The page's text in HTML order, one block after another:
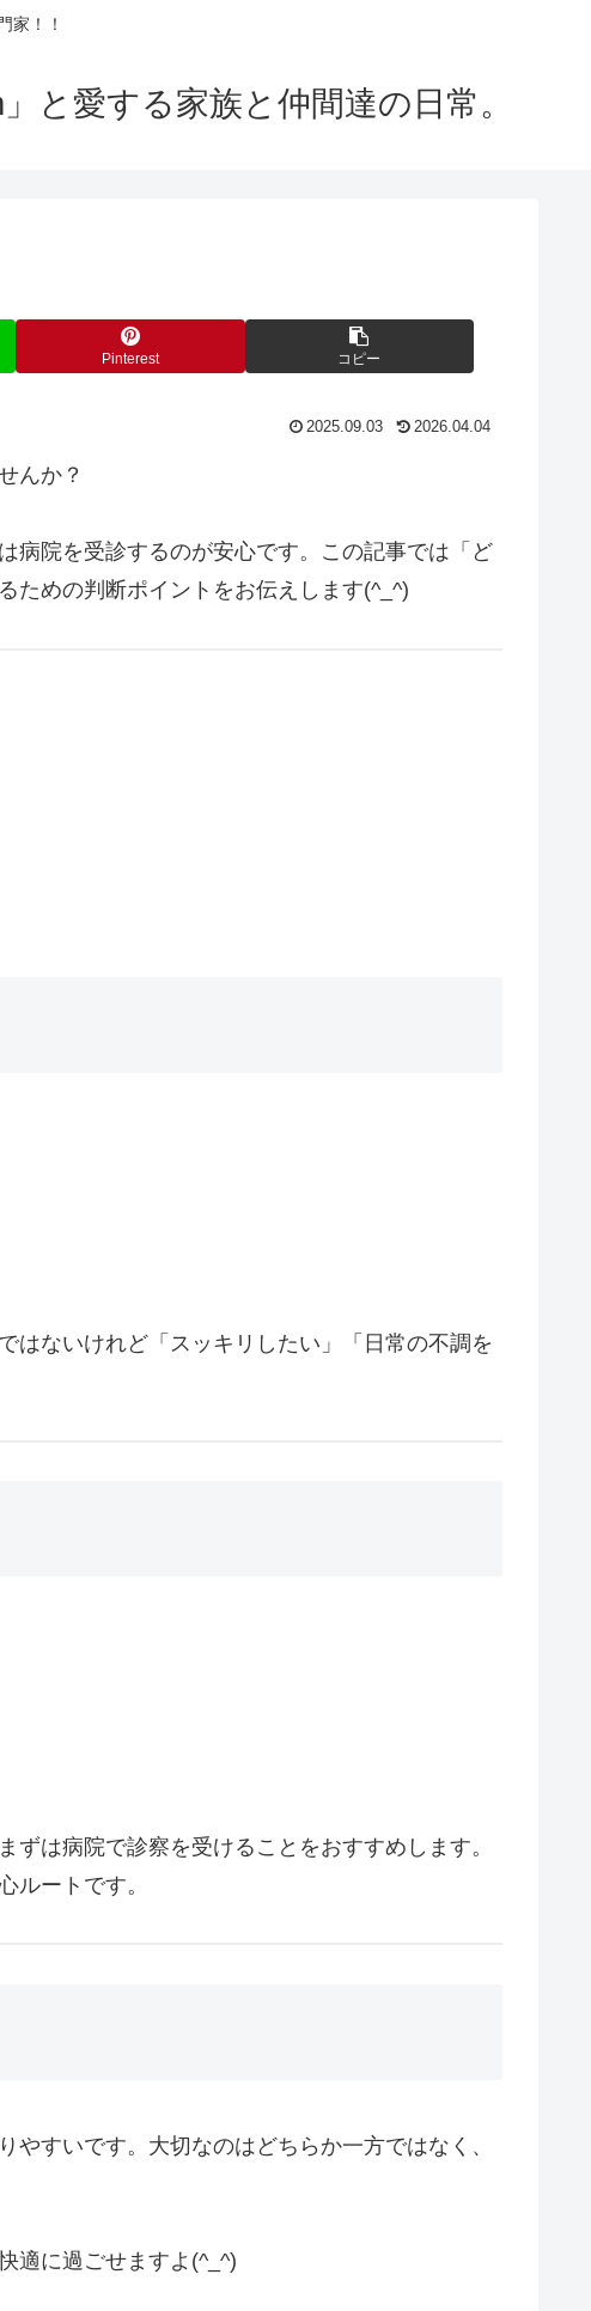
家！！
と愛する家族と仲間達の日常。
Pinterest コピー
2025.09.03 2026.04.04
んか？
病院を受診するのが安心です。この記事では「ど
ための判断ポイントをお伝えします(^_^)
はないけれど「スッキリしたい」「日常の不調を
は病院で診察を受けることをおすすめします。
ルートです。
すいです。大切なのはどちらか一方ではなく、
適に過ごせますよ(^_^)